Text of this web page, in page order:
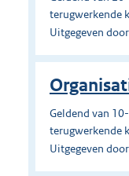
terugwerkende
Uitgegeven
Geldend van
terugwerkende
Uitgegeven